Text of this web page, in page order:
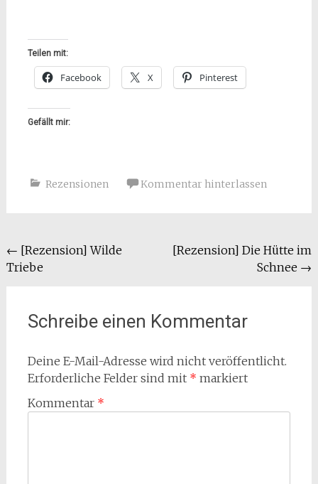
Teilen mit:
Facebook X Pinterest
Gefällt mir:
Rezensionen Kommentar hinterlassen
Beitragsnavigation
← [Rezension] Wilde
Triebe
[Rezension] Die Hütte im
Schnee →
Schreibe einen Kommentar
Deine E-Mail-Adresse wird nicht veröffentlicht.
Erforderliche Felder sind mit * markiert
Kommentar *